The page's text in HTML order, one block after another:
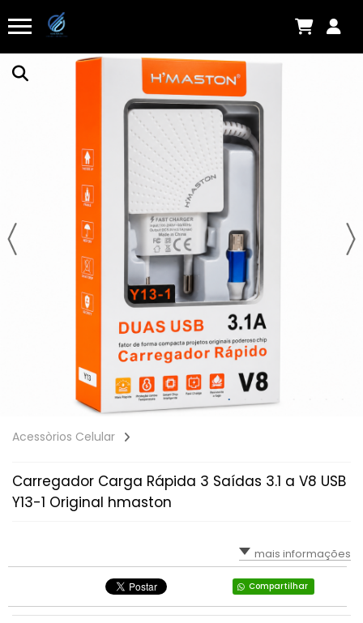
Acessòrios Celular
Carregador Carga Rápida 3 Saídas 3.1 a V8 USB
Y13-1 Original hmaston
mais informações
Compartilhar
Saboneteira de Parede em Aço Inoxidável
Há algumas horas